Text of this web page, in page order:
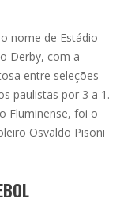
nome de Estádio
Derby, com a
entre seleções
paulistas por 3 a 1.
Fluminense, foi o
Osvaldo Pisoni